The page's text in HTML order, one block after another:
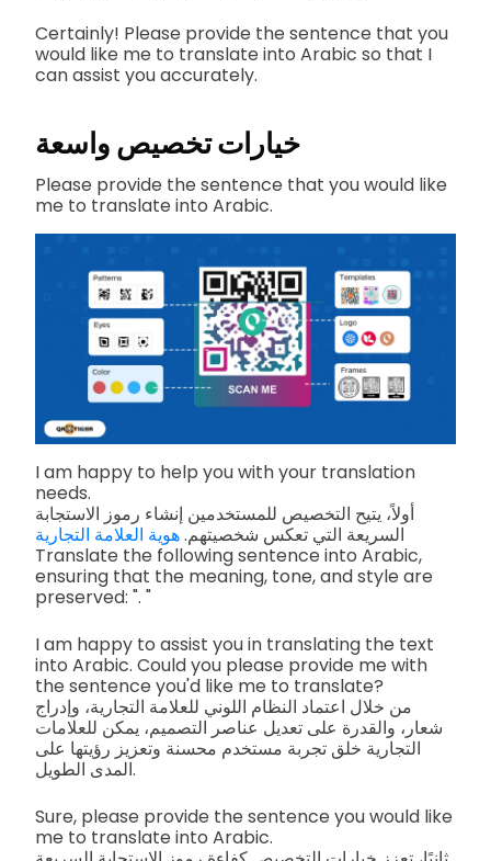
Certainly! Please provide the sentence that you
would like me to translate into Arabic so that I
can assist you accurately.
خيارات تخصيص واسعة
Please provide the sentence that you would like
me to translate into Arabic.
I am happy to help you with your translation
needs.
أولاً، يتيح التخصيص للمستخدمين إنشاء رموز الاستجابة
السريعة التي تعكس شخصيتهم.هوية العلامة التجارية
Translate the following sentence into Arabic,
ensuring that the meaning, tone, and style are
preserved: ". "
I am happy to assist you in translating the text
into Arabic. Could you please provide me with
the sentence you'd like me to translate?
من خلال اعتماد النظام اللوني للعلامة التجارية، وإدراج
شعار، والقدرة على تعديل عناصر التصميم، يمكن للعلامات
التجارية خلق تجربة مستخدم محسنة وتعزيز رؤيتها على
المدى الطويل.
Sure, please provide the sentence you would like
me to translate into Arabic.